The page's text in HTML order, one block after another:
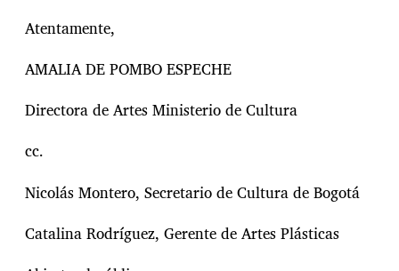
Atentamente,
AMALIA DE POMBO ESPECHE
Directora de Artes Ministerio de Cultura
cc.
Nicolás Montero, Secretario de Cultura de Bogotá
Catalina Rodríguez, Gerente de Artes Plásticas